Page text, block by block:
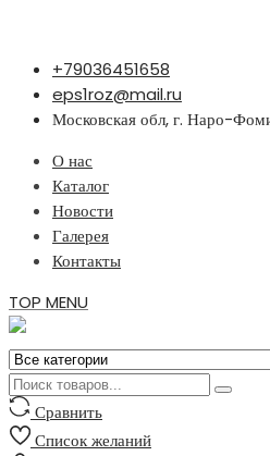
Перейти
содержимому
+79036451658
eps1roz@mail.ru
Московская обл, г. Наро-
О нас
Каталог
Новости
Галерея
Контакты
TOP MENU
Сравнить
Список желаний